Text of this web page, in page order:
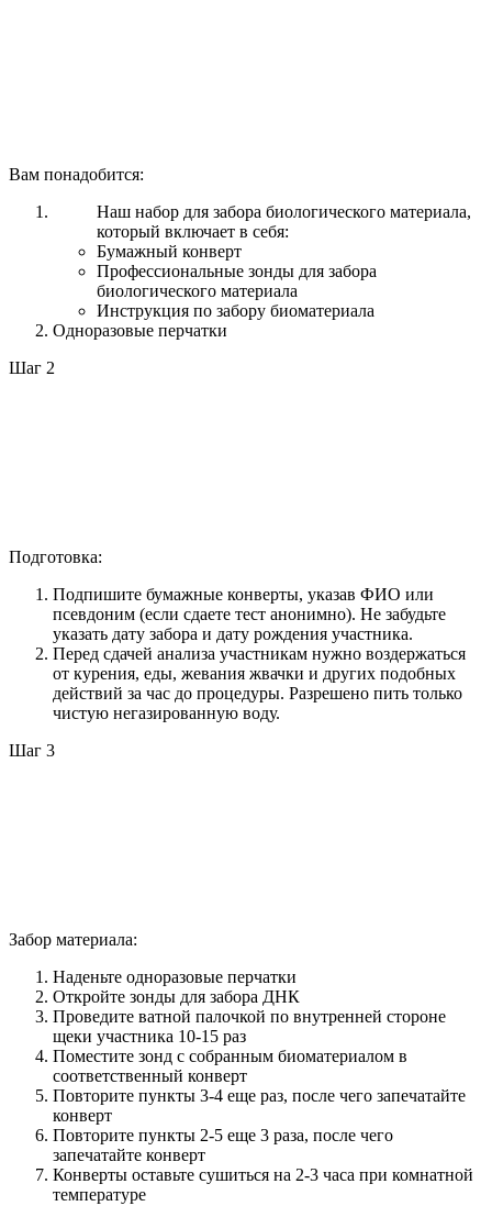
Вам понадобится:
Наш набор для забора биологического материала,
который включает в себя:
Бумажный конверт
Профессиональные зонды для забора
биологического материала
Инструкция по забору биоматериала
Одноразовые перчатки
Шаг 2
Подготовка:
Подпишите бумажные конверты, указав ФИО или
псевдоним (если сдаете тест анонимно). Не забудьте
указать дату забора и дату рождения участника.
Перед сдачей анализа участникам нужно воздержаться
от курения, еды, жевания жвачки и других подобных
действий за час до процедуры. Разрешено пить только
чистую негазированную воду.
Шаг 3
Забор материала:
Наденьте одноразовые перчатки
Откройте зонды для забора ДНК
Проведите ватной палочкой по внутренней стороне
щеки участника 10-15 раз
Поместите зонд с собранным биоматериалом в
соответственный конверт
Повторите пункты 3-4 еще раз, после чего запечатайте
конверт
Повторите пункты 2-5 еще 3 раза, после чего
запечатайте конверт
Конверты оставьте сушиться на 2-3 часа при комнатной
температуре